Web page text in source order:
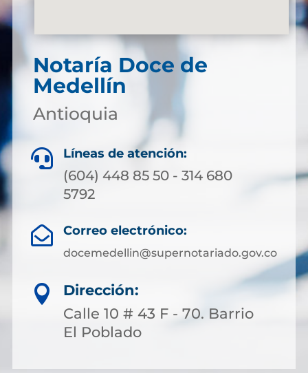
Notaría Doce de
Medellín
Antioquia
 Líneas de atención:
(604) 448 85 50 - 314 680
5792
 Correo electrónico:
docemedellin@supernotariado.gov.co

Dirección:
Calle 10 # 43 F - 70. Barrio
El Poblado